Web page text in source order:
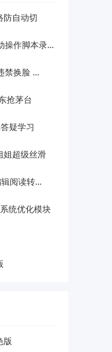
防自动切
录制解放双手
照片/视频
抢茅台
疑学习
姐超级丝滑
转换工具
统优化模块
版